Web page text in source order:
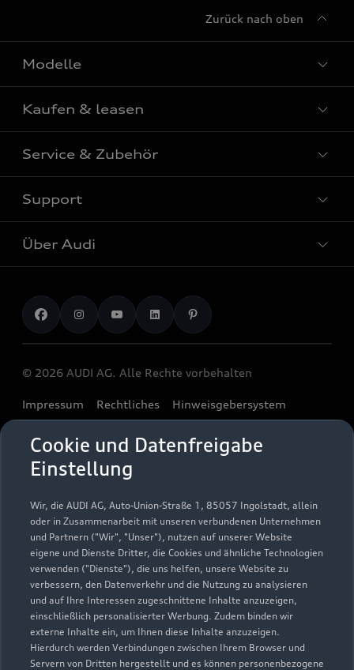
Cookie und Datenfreigabe
Einstellung
Wir, die AUDI AG, Auto-Union-Straße 1, 85057 Ingolstadt, allein
oder in Zusammenarbeit mit unseren verbundenen Unternehmen
und Partnern ("Wir", "Unser"), nutzen auf unserer Website
eigene und Dienste Dritter, die Cookies und ähnliche Technologien
verwenden ("Dienste"), die uns helfen, unsere Website zu
verbessern, den Datenverkehr und die Nutzung zu analysieren
und auf Ihre Interessen zugeschnittene Inhalte anzuzeigen,
einschließlich personalisierter Werbung. Zudem binden wir
externe Inhalte ein, um Ihnen diese Inhalte anzuzeigen.
Hierdurch werden Verbindungen zwischen Ihrem Browser und
Servern von Dritten hergestellt und es können personenbezogene
Zurück nach oben
Modelle
Alle Modelle
Modelle vergleichen
Elektromodelle
Plug-in-Hybride
Kaufen & leasen
Neuwagensuche
Gebrauchtwagensuche
Gebrauchtwagen
Geschäftskunden
Service & Zubehör
Saisonale Angebote
Audi Services
Garantie
Audi digital services
myAudi
Support
Kundenservice
Audi Code
Häufige Fragen (FAQ)
Audi Online Beratung
Online-Terminvereinbarung
Servicekontakt
Bordbuch & Bedienungsanleitungen
Verträge kündigen
Über Audi
Unternehmen
Karriere
Datenschutz
Audi erleben
© 2026 AUDI AG. Alle Rechte vorbehalten
Impressum Rechtliches
Hinweisgebersystem
Cookie-Richtlinie
Barrierefreiheit
Digital Services Act
Ein Service der AUTOHAUSEN® AG, In der Spöck 4, 77656
Offenburg in Kooperation mit unseren Audi Partnern.
Der gezeigte Ankaufswert spiegelt den aktuellen Ankaufswert
Ihres Gebrauchten für den Ankauf oder die Inzahlungnahme
durch den Händler wider. Wir nutzen dafür sowohl DAT
Marktdaten als auch aktuelle Marktpreise. Der gezeigte Wert
dient zur Orientierung - Wert beeinflussende